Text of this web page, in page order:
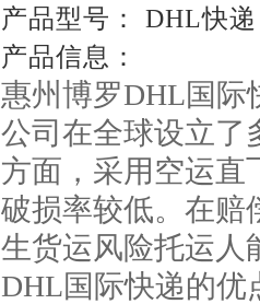
产品型号： DHL快递
产品信息：
惠州博罗DHL国际
公司在全球设立了
方面，采用空运直
破损率较低。在赔
生货运风险托运人
DHL国际快递的优